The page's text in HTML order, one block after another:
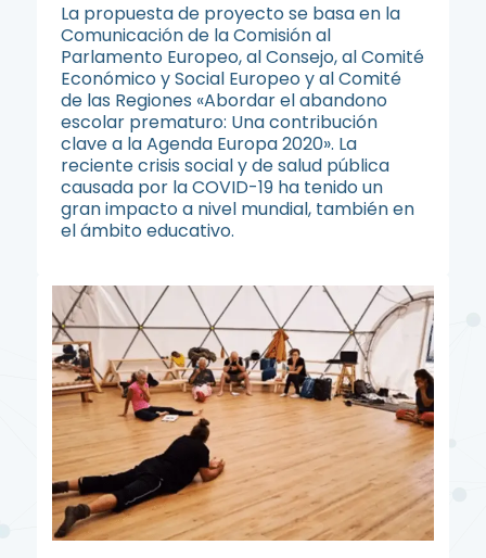
La propuesta de proyecto se basa en la
Comunicación de la Comisión al
Parlamento Europeo, al Consejo, al Comité
Económico y Social Europeo y al Comité
de las Regiones «Abordar el abandono
escolar prematuro: Una contribución
clave a la Agenda Europa 2020». La
reciente crisis social y de salud pública
causada por la COVID-19 ha tenido un
gran impacto a nivel mundial, también en
el ámbito educativo.